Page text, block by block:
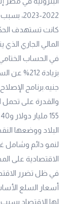
2022-
المالي الجاري
جنيه.برنامج
والقدرة على تحمل
البلاد ووضعها
لنمو دائم وشامل
الاقتصادية على
في ظل تضرر
أسعار السلع